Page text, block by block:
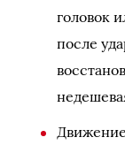
головок
после